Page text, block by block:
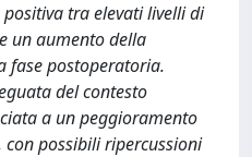
tra elevati livelli di
un aumento della
fase postoperatoria.
del contesto
a un peggioramento
con possibili ripercussioni